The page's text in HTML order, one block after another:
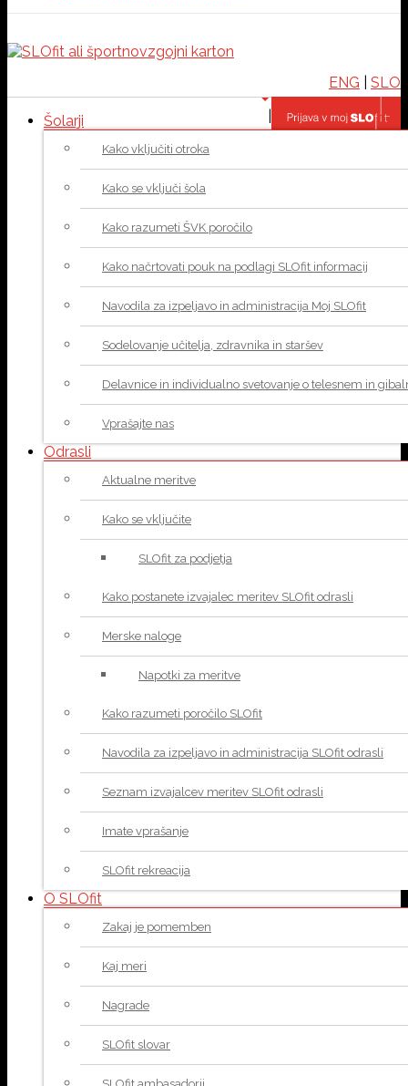
ENG
SLO
Šolarji
Kako vključiti otroka
Kako se vključi šola
Kako razumeti ŠVK poročilo
Kako načrtovati pouk na podlagi SLOfit informacij
Navodila za izpeljavo in administracija Moj SLOfit
Sodelovanje učitelja, zdravnika in staršev
Delavnice in individualno svetovanje o telesnem in
Vprašajte nas
Odrasli
Aktualne meritve
Kako se vključite
SLOfit za podjetja
Kako postanete izvajalec meritev SLOfit odrasli
Merske naloge
Napotki za meritve
Kako razumeti poročilo SLOfit
Navodila za izpeljavo in administracija SLOfit odrasli
Seznam izvajalcev meritev SLOfit odrasli
Imate vprašanje
SLOfit rekreacija
O SLOfit
Zakaj je pomemben
Kaj meri
Nagrade
SLOfit slovar